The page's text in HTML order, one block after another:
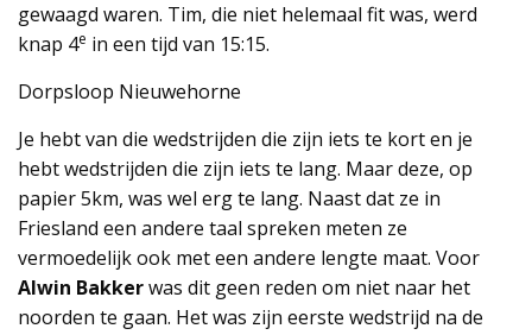
gewaagd waren. Tim, die niet helemaal fit was, werd
knap 4e in een tijd van 15:15.
Dorpsloop Nieuwehorne
Je hebt van die wedstrijden die zijn iets te kort en je
hebt wedstrijden die zijn iets te lang. Maar deze, op
papier 5km, was wel erg te lang. Naast dat ze in
Friesland een andere taal spreken meten ze
vermoedelijk ook met een andere lengte maat. Voor
Alwin Bakkerwas dit geen reden om niet naar het
noorden te gaan. Het was zijn eerste wedstrijd na de